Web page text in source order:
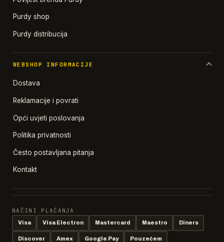
Purdy shop
Purdy distribucija
WEBSHOP INFORMACIJE
Dostava
Reklamacije i povrati
Opći uvjeti poslovanja
Politika privatnosti
Često postavljana pitanja
Kontakt
NAČINI PLAĆANJA
Visa Visa Electron Mastercard Maestro Diners
Discover Amex Google Pay Pouzećem